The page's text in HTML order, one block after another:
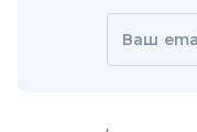
Ваш